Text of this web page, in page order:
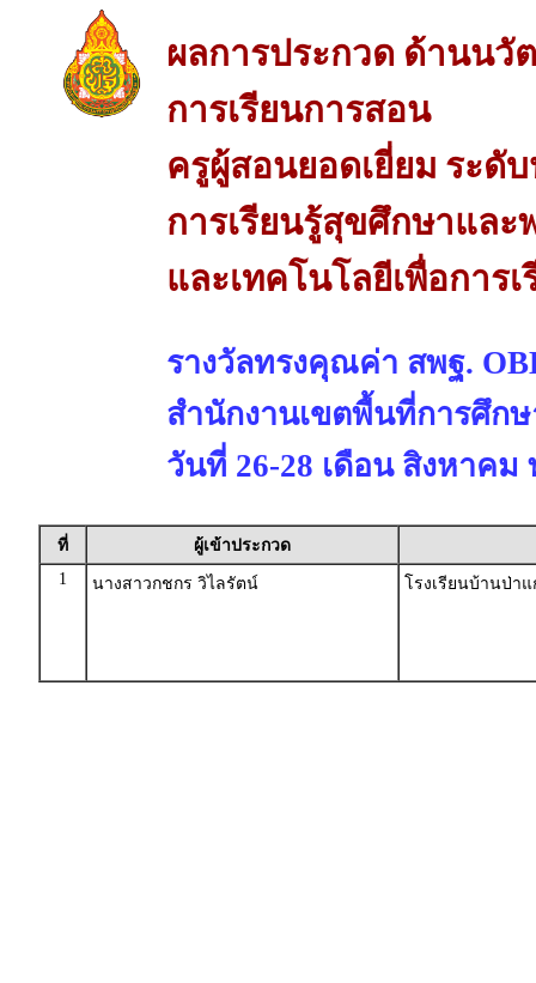
ผลการประกวด ด้านนวั
การเรียนการสอน
ครูผู้สอนยอดเยี่ยม ระดั
การเรียนรู้สุขศึกษาแล
และเทคโนโลยีเพื่อการ
รางวัลทรงคุณค่า สพฐ.
สำนักงานเขตพื้นที่การศึก
วันที่ 26-28 เดือน สิงหาคม
ที่
ผู้เข้าประกวด
1
นางสาวกชกร วิไลรัตน์ โรงเรียนบ้านป่า